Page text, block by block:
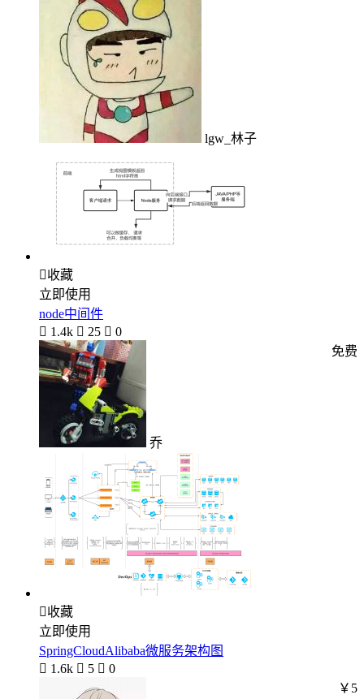
lgw_林子
收藏
立即使用
node中间件
 1.4k  25  0
乔
免费
收藏
立即使用
SpringCloudAlibaba微服务架构图
 1.6k  5  0
￥5